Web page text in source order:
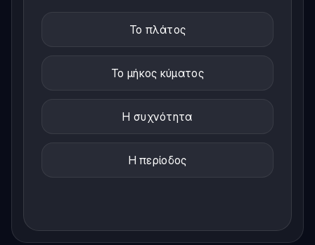
Το πλάτος
Το μήκος κύματος
Η συχνότητα
Η περίοδος